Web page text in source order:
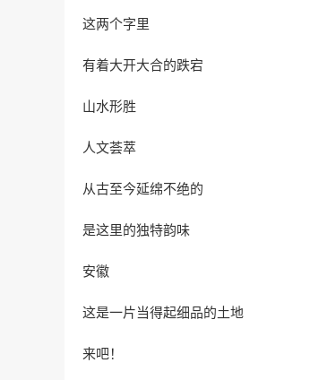
这两个字里
有着大开大合的跌宕
山水形胜
人文荟萃
从古至今延绵不绝的
是这里的独特韵味
安徽
这是一片当得起细品的土地
来吧！